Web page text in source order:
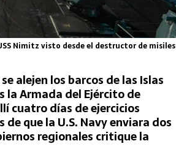
Nimitz visto desde el destructor de misiles
alejen los barcos de las Islas
la Armada del Ejército de
cuatro días de ejercicios
que la U.S. Navy enviara dos
regionales critique la